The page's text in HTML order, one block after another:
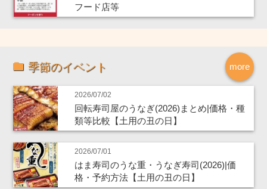
フード店等
more
季節のイベント
2026/07/02
回転寿司屋のうなぎ(2026)まとめ|価格・種
類等比較【土用の丑の日】
2026/07/01
はま寿司のうな重・うなぎ寿司(2026)|価
格・予約方法【土用の丑の日】